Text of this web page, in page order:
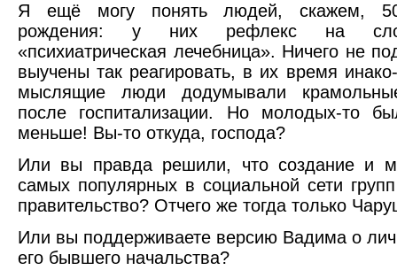
Я ещё могу понять людей, скажем,
рождения: у них рефлекс на
«психиатрическая лечебница». Ничего не
выучены так реагировать, в их время
мыслящие люди додумывали
после госпитализации. Но молодых-то
меньше! Вы-то откуда, господа?
Или вы правда решили, что создание и
самых популярных в социальной сети
правительство? Отчего же тогда только
Или вы поддерживаете версию Вадима о
его бывшего начальства?